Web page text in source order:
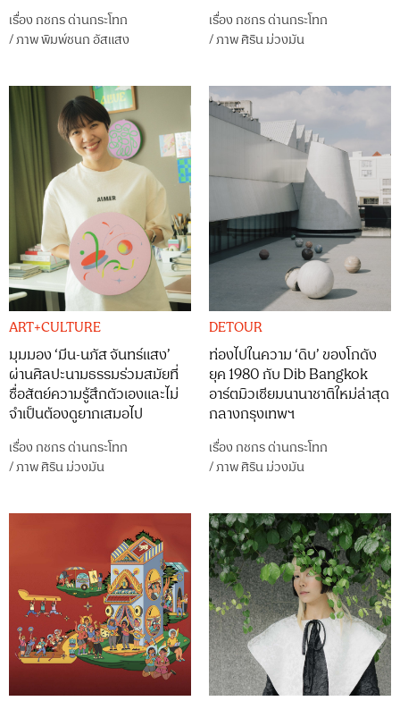
เรื่อง กชกร ด่านกระโทก
/ภาพพิมพ์ชนก อัสแสง
เรื่อง กชกร ด่านกระโทก
/ภาพศิริน ม่วงมัน
ART+CULTURE
มุมมอง ‘มีน-นภัส จันทร์แสง’
ผ่านศิลปะนามธรรมร่วมสมัยที่
ซื่อสัตย์ความรู้สึกตัวเองและไม่
จำเป็นต้องดูยากเสมอไป
เรื่อง กชกร ด่านกระโทก
/ภาพศิริน ม่วงมัน
DETOUR
ท่องไปในความ ‘ดิบ’ ของโกดัง
ยุค 1980 กับ Dib Bangkok
อาร์ตมิวเซียมนานาชาติใหม่ล่าสุด
กลางกรุงเทพฯ
เรื่อง กชกร ด่านกระโทก
/ภาพศิริน ม่วงมัน